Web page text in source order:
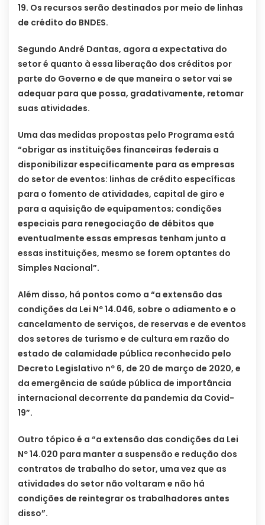
19. Os recursos serão destinados por meio de linhas
de crédito do BNDES.
Segundo André Dantas, agora a expectativa do
setor é quanto à essa liberação dos créditos por
parte do Governo e de que maneira o setor vai se
adequar para que possa, gradativamente, retomar
suas atividades.
Uma das medidas propostas pelo Programa está
“obrigar as instituições financeiras federais a
disponibilizar especificamente para as empresas
do setor de eventos: linhas de crédito específicas
para o fomento de atividades, capital de giro e
para a aquisição de equipamentos; condições
especiais para renegociação de débitos que
eventualmente essas empresas tenham junto a
essas instituições, mesmo se forem optantes do
Simples Nacional”.
Além disso, há pontos como a “a extensão das
condições da Lei Nº 14.046, sobre o adiamento e o
cancelamento de serviços, de reservas e de eventos
dos setores de turismo e de cultura em razão do
estado de calamidade pública reconhecido pelo
Decreto Legislativo nº 6, de 20 de março de 2020, e
da emergência de saúde pública de importância
internacional decorrente da pandemia da Covid-
19”.
Outro tópico é a “a extensão das condições da Lei
Nº 14.020 para manter a suspensão e redução dos
contratos de trabalho do setor, uma vez que as
atividades do setor não voltaram e não há
condições de reintegrar os trabalhadores antes
disso”.